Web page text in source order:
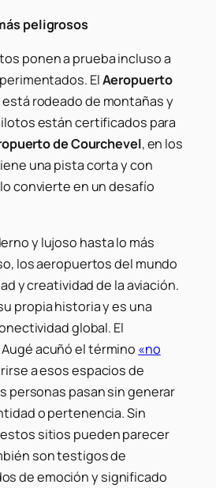
peligrosos
ponen a prueba incluso a
ElAeropuerto
está rodeado de montañas y
están certificados para
de Courchevel, en los
una pista corta y con
convierte en un desafío
y lujoso hasta lo más
los aeropuertos del mundo
y creatividad de la aviación.
propia historia y es una
global. El
acuñó el término «no
a esos espacios de
personas pasan sin generar
o pertenencia. Sin
sitios pueden parecer
son testigos de
de emoción y significado